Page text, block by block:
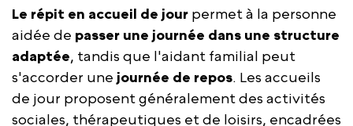
Le répit en accueil de jour permet à la personne
aidée de passer une journée dans une structure
adaptée, tandis que l'aidant familial peut
s'accorder une journée de repos. Les accueils
de jour proposent généralement des activités
sociales, thérapeutiques et de loisirs, encadrées